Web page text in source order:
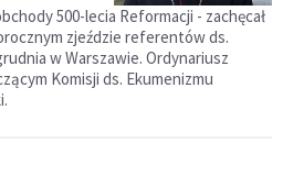
500-lecia Reformacji - zachęcał
zjeździe referentów ds.
w Warszawie. Ordynariusz
Komisji ds. Ekumenizmu